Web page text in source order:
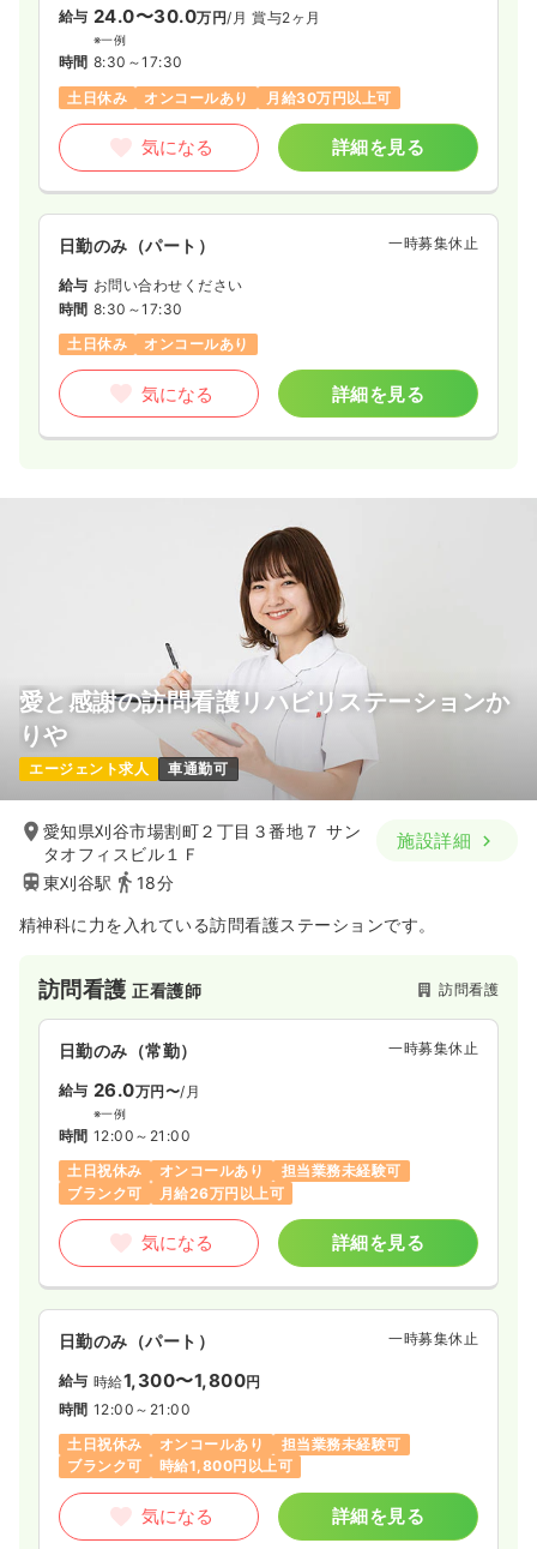
給与 24.0〜30.0万円/月 賞与2ヶ月
※一例
時間 8:30～17:30
土日休み
オンコールあり 月給30万円以上可
気になる 詳細を見る
日勤のみ（パート） 一時募集休止
給与 お問い合わせください
時間 8:30～17:30
土日休み
オンコールあり
気になる 詳細を見る
愛と感謝の訪問看護リハビリステーションか
りや
エージェント求人 車通勤可
愛知県刈谷市場割町２丁目３番地７ サン
タオフィスビル１Ｆ
東刈谷駅
18分
施設詳細
精神科に力を入れている訪問看護ステーションです。
訪問看護正看護師 訪問看護
日勤のみ（常勤） 一時募集休止
給与 26.0万円〜/月
※一例
時間 12:00～21:00
土日祝休み
オンコールあり
担当業務未経験可
ブランク可
月給26万円以上可
気になる 詳細を見る
日勤のみ（パート） 一時募集休止
給与 時給1,300〜1,800円
時間 12:00～21:00
土日祝休み
オンコールあり
担当業務未経験可
ブランク可
時給1,800円以上可
気になる 詳細を見る